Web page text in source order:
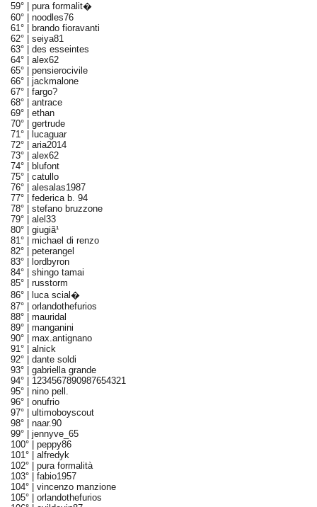
59° | pura formalit�
60° | noodles76
61° |
brando fioravanti
62° | seiya81
63° | des esseintes
64° | alex62
65° | pensierocivile
66° | jackmalone
67° | fargo?
68° | antrace
69° | ethan
70° | gertrude
71° |
lucaguar
72° | aria2014
73° | alex62
74° |
blufont
75° | catullo
76° | alesalas1987
77° | federica b. 94
78° | stefano bruzzone
79° | alel33
80° | giugiã¹
81° | michael di renzo
82° | peterangel
83° |
lordbyron
84° | shingo tamai
85° | russtorm
86° |
luca scial�
87° | orlandothefurios
88° | mauridal
89° | manganini
90° | max.antignano
91° | alnick
92° | dante soldi
93° | gabriella grande
94° | 1234567890987654321
95° | nino pell.
96° | onufrio
97° | ultimoboyscout
98° | naar.90
99° | jennyve_65
100° | peppy86
101° | alfredyk
102° | pura formalità
103° | fabio1957
104° | vincenzo manzione
105° | orlandothefurios